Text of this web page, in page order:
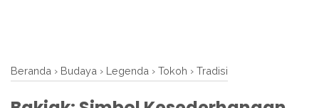
Beranda › Budaya › Legenda › Tokoh › Tradisi